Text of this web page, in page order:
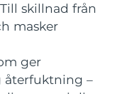
Till skillnad från
masker
ger
återfuktning –
& lips
device
light therapy
sonic toothbrush
behandlingar
leverans11/08/2026
Förväntad leverans